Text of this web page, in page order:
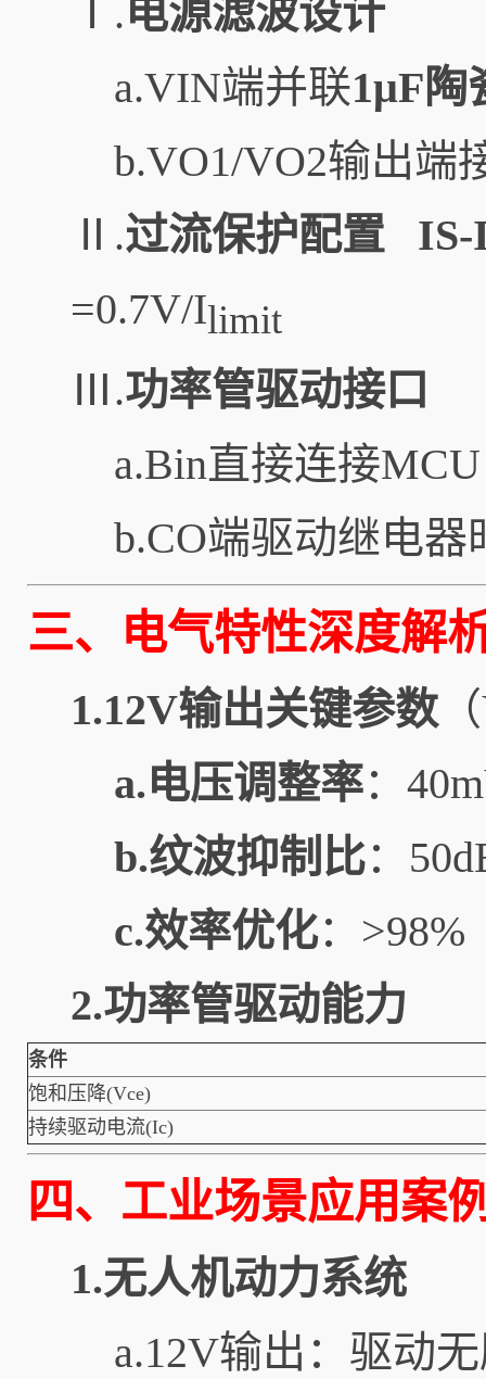
Ⅰ.电源滤波设计
a.VIN端并联1μF陶
b.VO1/VO2输出端
Ⅱ.过流保护配置 IS-
=0.7V​/Ilimit​
Ⅲ.功率管驱动接口
a.Bin直接连接
b.CO端驱动继电器
三、电气特性深度解
1.12V输出关键参数
a.电压调整率：
b.纹波抑制比：
c.效率优化：>98%
2.功率管驱动能力
条件
饱和压降(Vce)
持续驱动电流(Ic)
四、工业场景应用案
1.无人机动力系统
a.12V输出：驱动